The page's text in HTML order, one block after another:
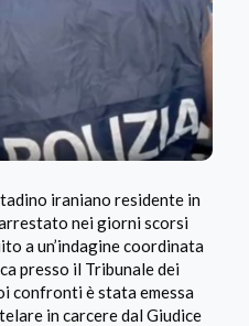
iraniano residente in
nei giorni scorsi
a un’indagine coordinata
presso il Tribunale dei
confronti è stata emessa
in carcere dal Giudice